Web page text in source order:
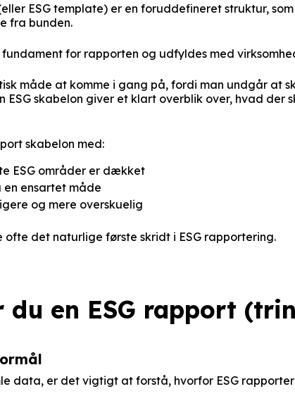
ESG template) er en foruddefineret struktur,
fra bunden.
for rapporten og udfyldes med
måde at komme i gang på, fordi man undgår at
ESG skabelon giver et klart overblik over, hvad der
skabelon med:
ESG områder er dækket
ensartet måde
og mere overskuelig
ofte det naturlige første skridt i ESG rapportering.
du en ESG rapport
data, er det vigtigt at forstå, hvorfor ESG